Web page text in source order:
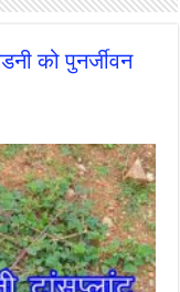
को पुनर्जीवन